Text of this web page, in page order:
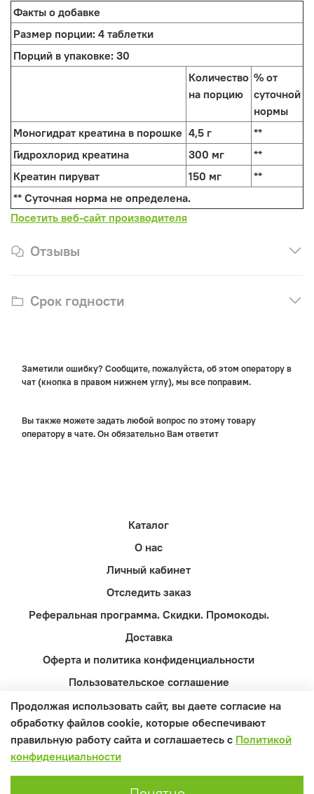
Факты о добавке
Размер порции: 4 таблетки
Порций в упаковке: 30
Количество
на порцию
% от
суточной
нормы
Моногидрат креатина в порошке 4,5 г
**
Гидрохлорид креатина
300 мг
**
Креатин пируват
150 мг
**
** Суточная норма не определена.
Посетить веб-сайт производителя
Отзывы
Срок годности
Заметили ошибку? Сообщите, пожалуйста, об этом оператору в
чат (кнопка в правом нижнем углу), мы все поправим.
Вы также можете задать любой вопрос по этому товару
оператору в чате. Он обязательно Вам ответит
Каталог
О нас
Личный кабинет
Отследить заказ
Реферальная программа. Скидки. Промокоды.
Доставка
Оферта и политика конфиденциальности
Пользовательское соглашение
Контакты
Вопросы и ответы
Продолжая использовать сайт, вы даете согласие на
обработку файлов cookie, которые обеспечивают
правильную работу сайта и соглашаетесь с Политикой
конфиденциальности